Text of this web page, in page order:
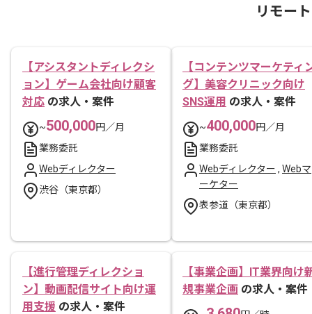
リモー
【アシスタントディレクシ
ョン】ゲーム会社向け顧客
対応 の求人・案件
~500,000円／月
業務委託
Webディレクター
渋谷（東京都）
【コンテンツマーケティ
グ】美容クリニック向け
SNS運用 の求人・案件
~400,000円／月
業務委託
Webディレクター , Webマ
ーケター
表参道（東京都）
【進行管理ディレクショ
ン】動画配信サイト向け運
用支援 の求人・案件
【事業企画】IT業界向け
規事業企画 の求人・案件